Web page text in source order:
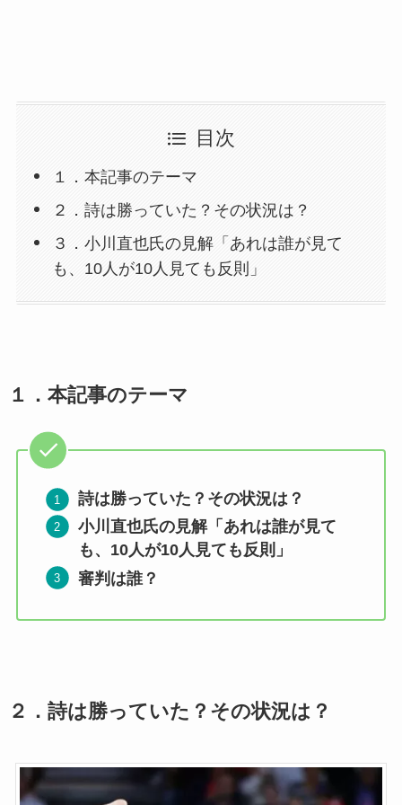
目次
１．本記事のテーマ
２．詩は勝っていた？その状況は？
３．小川直也氏の見解「あれは誰が見て
も、10人が10人見ても反則」
１． 本記事のテーマ
詩は勝っていた？その状況は？
小川直也氏の見解「あれは誰が見て
も、10人が10人見ても反則」
審判は誰？
２．詩は勝っていた？その状況は？